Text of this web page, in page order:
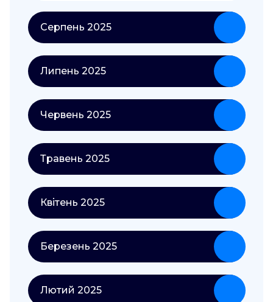
Серпень 2025
Липень 2025
Червень 2025
Травень 2025
Квітень 2025
Березень 2025
Лютий 2025